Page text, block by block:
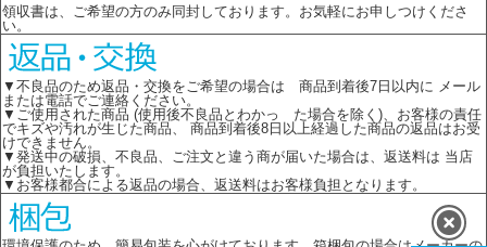
領収書は、ご希望の方のみ同封しております。お気軽にお申しつけくださ
い。
▼不良品のため返品・交換をご希望の場合は 商品到着後7日以内に メール
または電話でご連絡ください。
▼ご使用された商品 (使用後不良品とわかっ た場合を除く)、お客様の責任
でキズや汚れが生じた商品、 商品到着後8日以上経過した商品の返品はお受
けできません。
▼発送中の破損、不良品、ご注文と違う商が届いた場合は、返送料は 当店
が負担いたします。
▼お客様都合による返品の場合、返送料はお客様負担となります。